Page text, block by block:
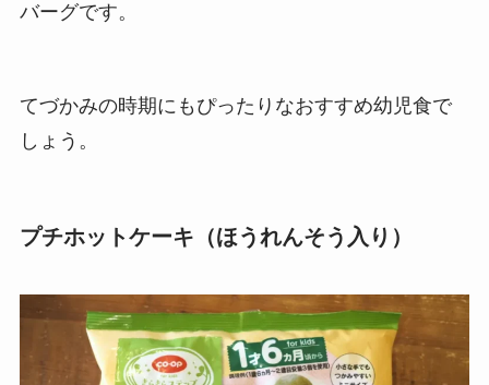
バーグです。
てづかみの時期にもぴったりなおすすめ幼児食で
しょう。
プチホットケーキ（ほうれんそう入り）